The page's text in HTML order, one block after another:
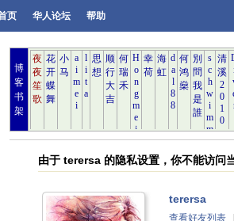
页 华人论坛 帮助
博
客
书
架
由于 terersa 的隐私设置，你不能访问
terersa
查看好友列表